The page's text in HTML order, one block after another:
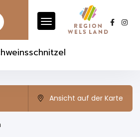
Ansicht auf der Karte